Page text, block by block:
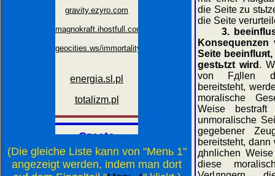
(Die gleiche Liste kann von "Menь 1"
angezeigt werden, indem man dort
die Seite zu
die Seite
3.
Seite
gestьtzt wird .
von Fдllen
bereitsteht,
moralische
Weise bestraft
unmoralische
gegebener
bereitsteht,
дhnlichen
diese